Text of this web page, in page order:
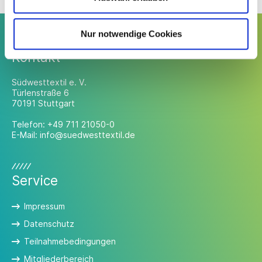
Nur notwendige Cookies
Kontakt
Südwesttextil e. V.
Türlenstraße 6
70191 Stuttgart
Telefon: +49 711 21050-0
E-Mail: info@suedwesttextil.de
Service
Impressum
Datenschutz
Teilnahmebedingungen
Mitgliederbereich